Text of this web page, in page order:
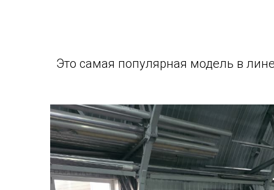
Это самая популярная модель в